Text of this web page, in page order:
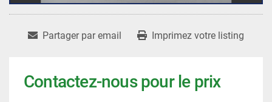
Partager par email Imprimez votre listing
Contactez-nous pour le prix